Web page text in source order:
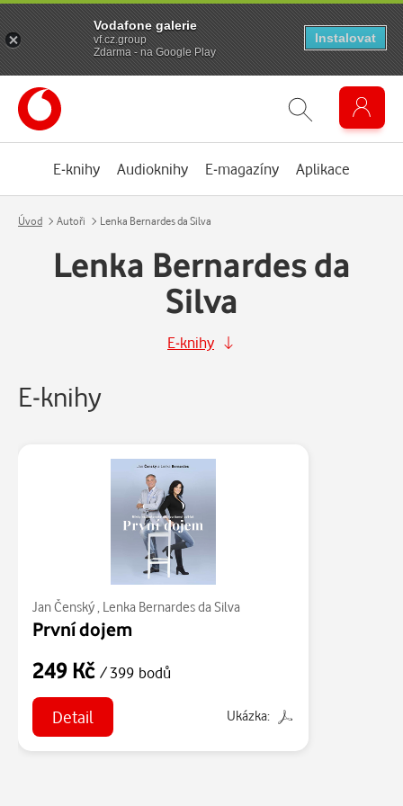
E-knihy Audioknihy E-magazíny Aplikace
Úvod Autoři Lenka Bernardes da Silva
Lenka Bernardes da
Silva
E-knihy
E-knihy
Jan Čenský, Lenka Bernardes da Silva
První dojem
249 Kč / 399 bodů
Detail Ukázka:
Vodafone galerie
vf.cz.group
Zdarma - na Google Play
Instalovat